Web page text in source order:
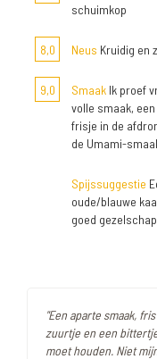
schuimkop
8,0 Neus Kruidig en
9,0 Smaak Ik proef
volle smaak,
frisje in de
de Umami-
Spijssuggestie
oude/blauwe
goed
"Een aparte smaak,
zuurtje en een
moet houden. Niet